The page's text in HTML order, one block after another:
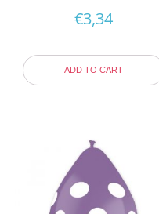
€3,34
ADD TO CART